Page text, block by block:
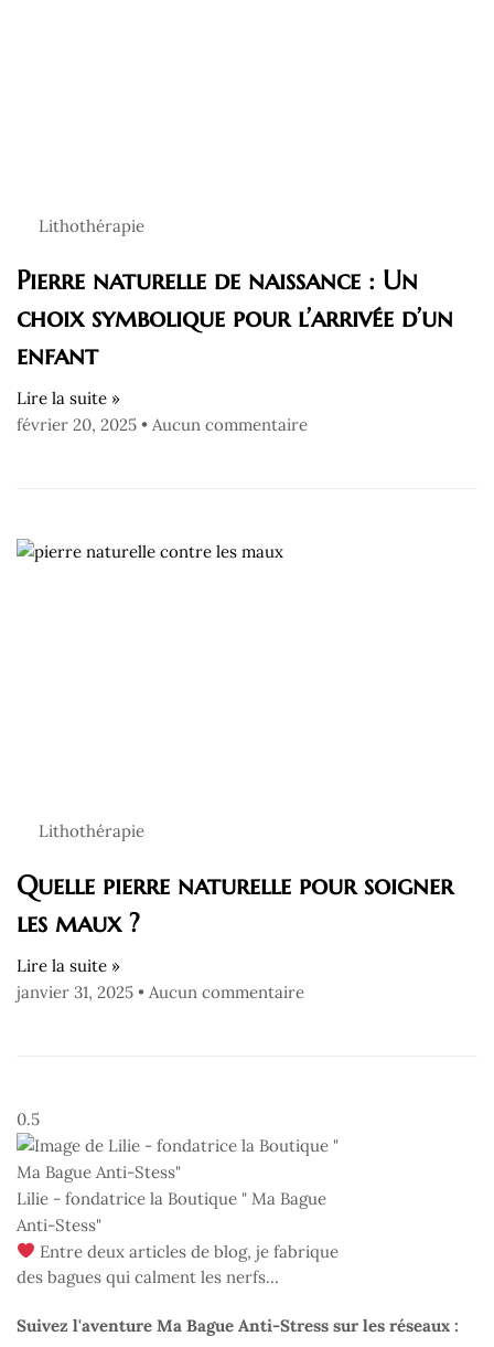
Lithothérapie
Pierre naturelle de naissance : Un
choix symbolique pour l’arrivée d’un
enfant
Lire la suite »
février 20, 2025
Aucun commentaire
Lithothérapie
Quelle pierre naturelle pour soigner
les maux ?
Lire la suite »
janvier 31, 2025
Aucun commentaire
Lilie - fondatrice la Boutique " Ma Bague
Anti-Stess"
Entre deux articles de blog, je fabrique
des bagues qui calment les nerfs...
Suivez l'aventure Ma Bague Anti-Stress sur les réseaux :